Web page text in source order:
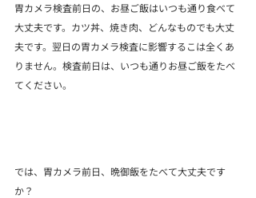
胃カメラ検査前日の、お昼ご飯はいつも通り食べて
大丈夫です。カツ丼、焼き肉、どんなものでも大丈
夫です。翌日の胃カメラ検査に影響するこは全くあ
りません。検査前日は、いつも通りお昼ご飯をたべ
てください。
では、胃カメラ前日、晩御飯をたべて大丈夫です
か？